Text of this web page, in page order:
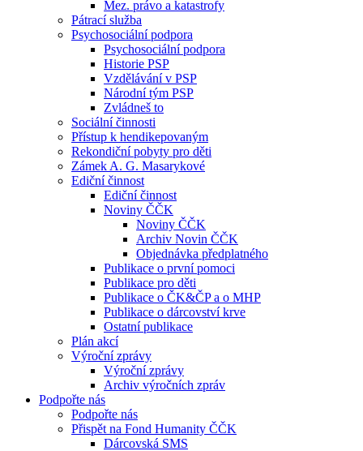
Mez. právo a katastrofy
Pátrací služba
Psychosociální podpora
Psychosociální podpora
Historie PSP
Vzdělávání v PSP
Národní tým PSP
Zvládneš to
Sociální činnosti
Přístup k hendikepovaným
Rekondiční pobyty pro děti
Zámek A. G. Masarykové
Ediční činnost
Ediční činnost
Noviny ČČK
Noviny ČČK
Archiv Novin ČČK
Objednávka předplatného
Publikace o první pomoci
Publikace pro děti
Publikace o ČK&ČP a o MHP
Publikace o dárcovství krve
Ostatní publikace
Plán akcí
Výroční zprávy
Výroční zprávy
Archiv výročních zpráv
Podpořte nás
Podpořte nás
Přispět na Fond Humanity ČČK
Dárcovská SMS